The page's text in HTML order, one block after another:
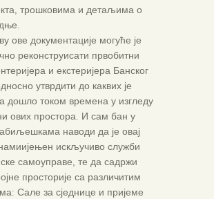
трошковима и детаљима о
ове документације могуће је
реконструисати првобитни
и екстеријера Банског
утврдити до каквих је
дошло током времена у изгледу
ових простора. И сам бан у
наводи да је овај
искључиво служби
самоуправе, те да садржи
просторије са различитим
Сале за сједнице и пријеме